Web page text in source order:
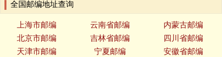
全国邮编地址查询
上海市邮编 云南省邮编
内蒙古邮编
北京市邮编
吉林省邮编
四川省邮编
天津市邮编
宁夏邮编
安徽省邮编